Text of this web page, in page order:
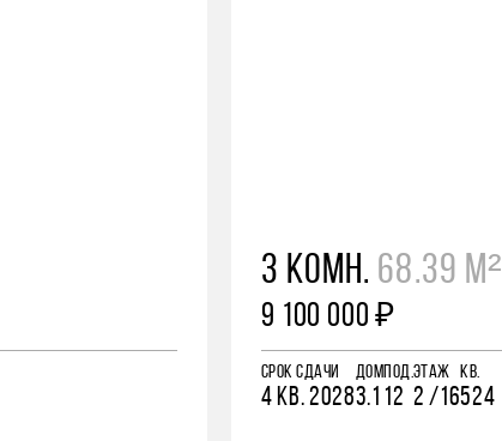
3 КОМН. 68.39 М²
9 100 000 ₽
СРОК СДАЧИ
4 КВ. 2028
ДОМ
3.1
ПОД.
12
ЭТАЖ
2 /16
КВ.
524